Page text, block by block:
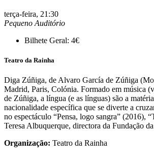
terça-feira, 21:30
Pequeno Auditório
Bilhete Geral: 4€
Teatro da Rainha
Diga Zúñiga, de Alvaro García de Zúñiga
Madrid, Paris, Colónia. Formado em música
de Zúñiga, a língua (e as línguas) são a
nacionalidade específica que se diverte a
no espectáculo “Pensa, logo sangra” (2016),
Teresa Albuquerque, directora da Fundação
Organização: Teatro da Rainha